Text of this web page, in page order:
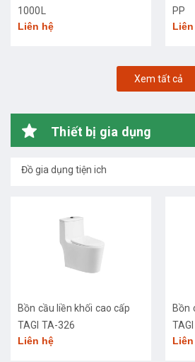
1000L
Liên hệ
PP
Xem tất cả
Thiết bị gia dụng
Đồ gia dụng tiện ich
Bồn cầu liền khối cao cấp
TAGI TA-326
Liên hệ
Bồn